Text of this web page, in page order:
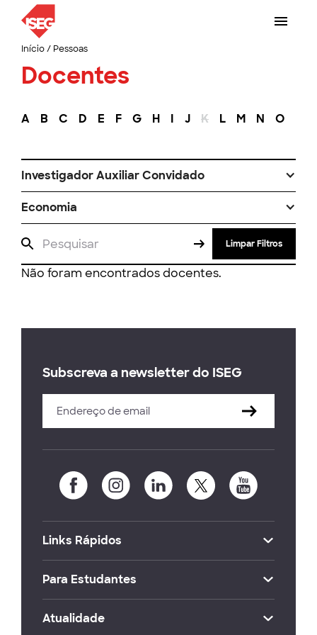
Início/ Pessoas
Docentes
A B C D E F G H I J K L M N O
Investigador Auxiliar Convidado
Economia
Limpar Filtros
Não foram encontrados docentes.
Subscreva a newsletter do ISEG
Links Rápidos
Para Estudantes
Atualidade